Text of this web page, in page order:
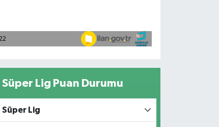
Süper Lig Puan Durumu
Süper Lig